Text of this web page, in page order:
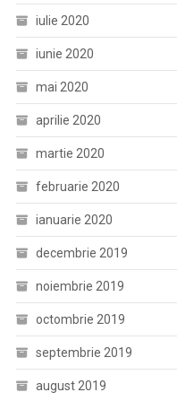
iulie 2020
iunie 2020
mai 2020
aprilie 2020
martie 2020
februarie 2020
ianuarie 2020
decembrie 2019
noiembrie 2019
octombrie 2019
septembrie 2019
august 2019